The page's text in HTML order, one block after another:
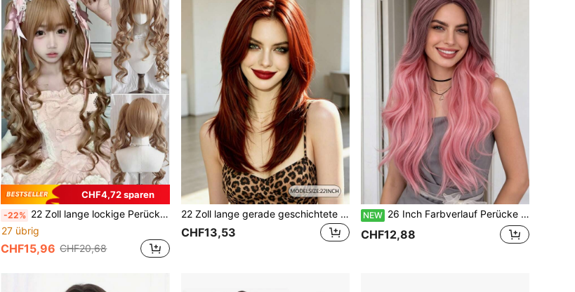
CHF4,72 sparen
-22% 22 Zoll lange lockige Perücke mit Pony in Gold, Doppel-Zopf Puppenperücke, geeignet für Halloween Cosplay Party
27 übrig
CHF15,96 CHF20,68
22 Zoll lange gerade geschichtete rote Perücke, modische natürliche synthetische Faser Perücke, geeignet für Partys, Rollenspiele, farbiges Mehrfarben-Design. Geeignet für den täglichen Gebrauch, Partys, Cosplay und Zusammenkünfte, präsentiert ein natürliches und realistisches Aussehen, kann auch als Geschenk für Frauen verwendet werden.
CHF13,53
NEW 26 Inch Farbverlauf Perücke mit dunklen Wurzeln zu rosa, lange wellige synthetische Perücke, lockige Wellen mit Mittelscheitel, hitzebeständiges Haar, geeignet für Frauen für den täglichen Gebrauch und Partytragen
CHF12,88